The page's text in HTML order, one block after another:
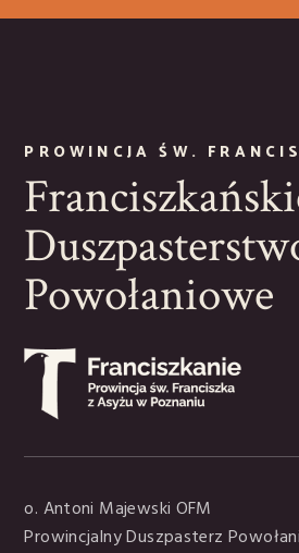
PROWINCJA ŚW.
Powołaniowe
o. Antoni Majewski OFM
Prowincjalny Duszpasterz